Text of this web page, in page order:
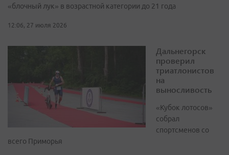
«блочный лук» в возрастной категории до 21 года
12:06, 27 июля 2026
Дальнегорск
проверил
триатлонистов
на
выносливость
«Кубок лотосов»
собрал
спортсменов со
всего Приморья